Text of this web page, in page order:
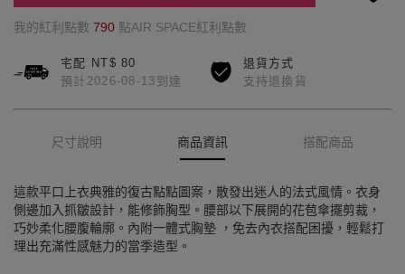
我的紅利點數 790 點AIR SPACE紅利點數
宅配 NT$ 80
預計2026-08-13到達
退貨方式
支持退換貨
尺寸說明 商品資訊 搭配商品
這款平口上衣典雅的復古點點圖案，散發出迷人的法式風情。衣身
側邊加入抓皺設計，能修飾胸型。腰部以下展開的花苞傘擺剪裁，
巧妙柔化腰腹輪廓。內附一體式胸墊 ，免去內衣搭配困擾，輕鬆打
理出充滿性感魅力的當季造型。